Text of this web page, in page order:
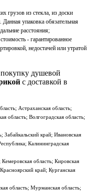
грузов из стекла, из доски
Данная упаковка обязательная
расстояния;
- гарантированное
недостачей или утратой
душевой
с доставкой в
Астраханская область;
область; Волгоградская область;
Забайкальский край; Ивановская
Калининградская
область; Кировская
край; Курганская
область; Мурманская область;